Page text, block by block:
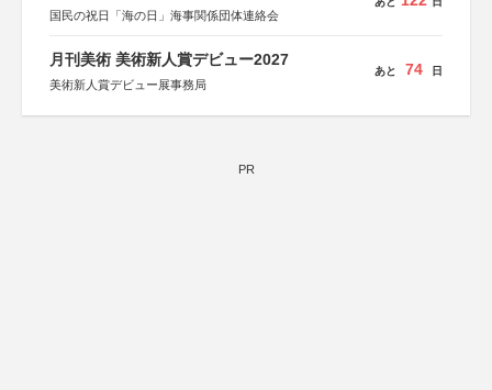
国民の祝日「海の日」海事関係団体連絡会
月刊美術 美術新人賞デビュー2027
美術新人賞デビュー展事務局
あと 74 日
PR